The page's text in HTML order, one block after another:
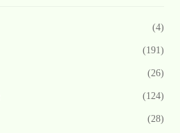
(4)
(191)
(26)
(124)
(28)